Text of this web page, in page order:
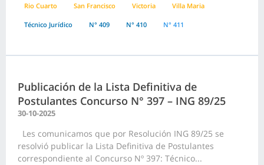
Rio Cuarto San Francisco Victoria Villa Maria
Técnico Jurídico N° 409 N° 410 N° 411
Publicación de la Lista Definitiva de
Postulantes Concurso N° 397 – ING 89/25
30-10-2025
Les comunicamos que por Resolución ING 89/25 se
resolvió publicar la Lista Definitiva de Postulantes
correspondiente al Concurso Nº 397: Técnico...